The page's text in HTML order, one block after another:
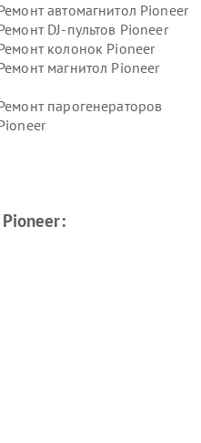
автомагнитол Pioneer
DJ-пультов Pioneer
колонок Pioneer
магнитол Pioneer
парогенераторов
Pioneer: